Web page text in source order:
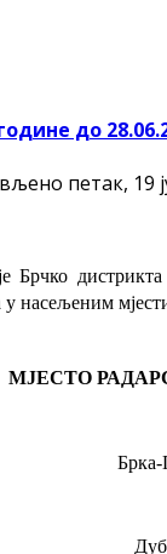
до
петак, 19
Брчко
у насељеним
МЈЕСТО